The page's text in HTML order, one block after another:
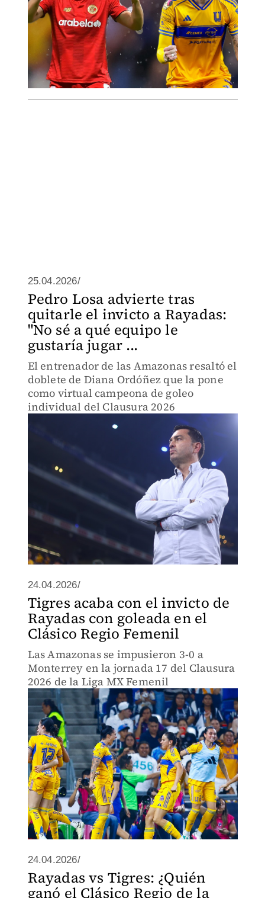
25.04.2026/
Pedro Losa advierte tras
quitarle el invicto a Rayadas:
"No sé a qué equipo le
gustaría jugar ...
El entrenador de las Amazonas resaltó el
doblete de Diana Ordóñez que la pone
como virtual campeona de goleo
individual del Clausura 2026
24.04.2026/
Tigres acaba con el invicto de
Rayadas con goleada en el
Clásico Regio Femenil
Las Amazonas se impusieron 3-0 a
Monterrey en la jornada 17 del Clausura
2026 de la Liga MX Femenil
24.04.2026/
Rayadas vs Tigres: ¿Quién
ganó el Clásico Regio de la